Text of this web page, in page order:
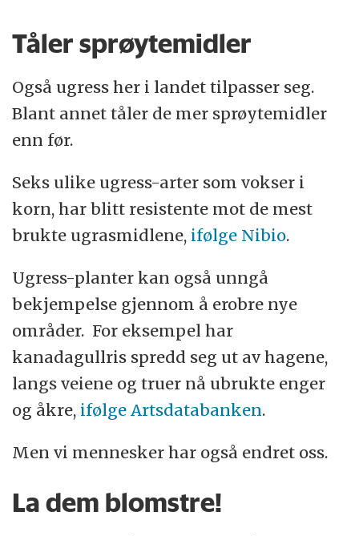
Tåler sprøytemidler
Også ugress her i landet tilpasser seg.
Blant annet tåler de mer sprøytemidler
enn før.
Seks ulike ugress-arter som vokser i
korn, har blitt resistente mot de mest
brukte ugrasmidlene, ifølge Nibio.
Ugress-planter kan også unngå
bekjempelse gjennom å erobre nye
områder. For eksempel har
kanadagullris spredd seg ut av hagene,
langs veiene og truer nå ubrukte enger
og åkre, ifølge Artsdatabanken.
Men vi mennesker har også endret oss.
La dem blomstre!